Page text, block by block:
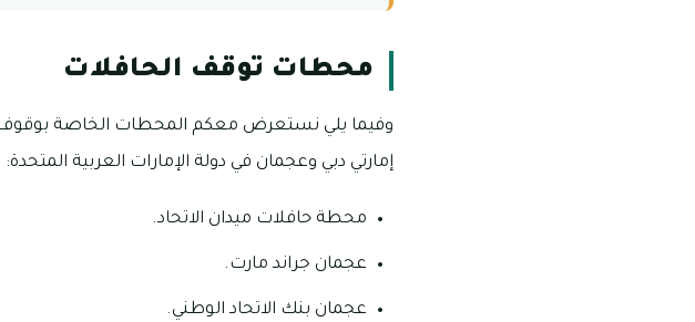
محطات توقف الحافلات
وفيما يلي نستعرض معكم المحطات الخاصة بوقوف
إمارتي دبي وعجمان في دولة الإمارات العربية المتحدة:
محطة حافلات ميدان الاتحاد.
عجمان جراند مارت.
عجمان بنك الاتحاد الوطني.